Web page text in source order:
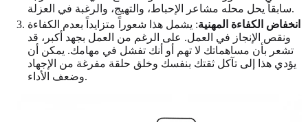
سابقاً يحل محله مشاعر الإحباط، والتهيج، والرغبة في العزلة.
انخفاض الكفاءة المهنية: يشمل هذا شعوراً متزايداً بعدم الكفاءة
ونقص الإنجاز في العمل. على الرغم من العمل بجهد أكبر، قد
تشعر بأن مساهماتك لا تهم أو أنك تفشل في مهامك. يمكن أن
يؤدي هذا إلى تآكل ثقتك بنفسك وخلق حلقة مفرغة من الإجهاد
وضعف الأداء.